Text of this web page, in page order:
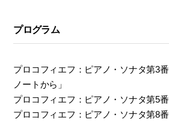
プログラム
プロコフィエフ：ピアノ・ソナタ第3
ノートから」
プロコフィエフ：ピアノ・ソナタ第5
プロコフィエフ：ピアノ・ソナタ第8